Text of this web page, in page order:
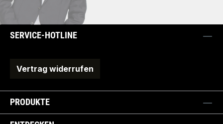
SERVICE-HOTLINE
Vertrag widerrufen
PRODUKTE